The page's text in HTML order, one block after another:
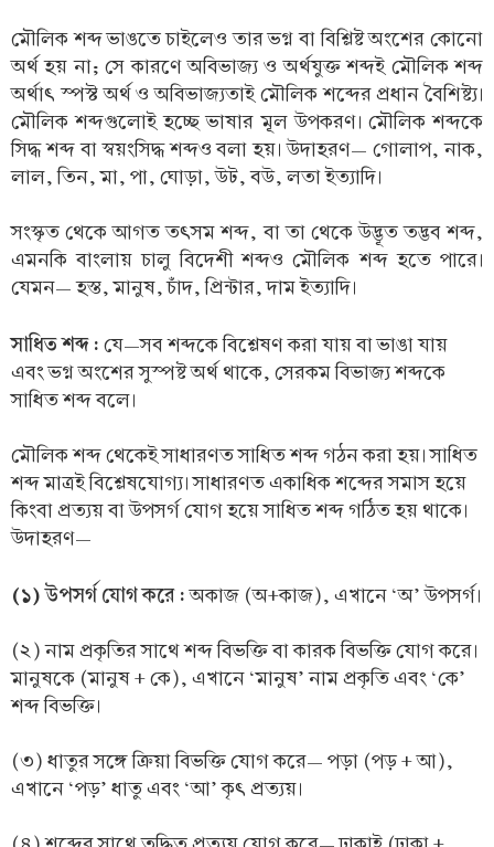
মৌলিক শব্দ ভাঙতে চাইলেও তার ভগ্ন বা বিশ্লিষ্ট অংশের কোনো
অর্থ হয় না; সে কারণে অবিভাজ্য ও অর্থযুক্ত শব্দই মৌলিক শব্দ
অর্থাৎ স্পস্ট অর্থ ও অবিভাজ্যতাই মৌলিক শব্দের প্রধান বৈশিষ্ট্য।
মৌলিক শব্দগুলোই হচ্ছে ভাষার মূল উপকরণ। মৌলিক শব্দকে
সিদ্ধ শব্দ বা স্বয়ংসিদ্ধ শব্দও বলা হয়। উদাহরণ— গোলাপ, নাক,
লাল, তিন, মা, পা, ঘোড়া, উট, বউ, লতা ইত্যাদি।
সংস্কৃত থেকে আগত তৎসম শব্দ, বা তা থেকে উদ্ভূত তদ্ভব শব্দ,
এমনকি বাংলায় চালু বিদেশী শব্দও মৌলিক শব্দ হতে পারে।
যেমন— হস্ত, মানুষ, চাঁদ, প্রিন্টার, দাম ইত্যাদি।
সাধিত শব্দ : যে—সব শব্দকে বিশ্লেষণ করা যায় বা ভাঙা যায়
এবং ভগ্ন অংশের সুস্পষ্ট অর্থ থাকে, সেরকম বিভাজ্য শব্দকে
সাধিত শব্দ বলে।
মৌলিক শব্দ থেকেই সাধারণত সাধিত শব্দ গঠন করা হয়। সাধিত
শব্দ মাত্রই বিশ্লেষযোগ্য। সাধারণত একাধিক শব্দের সমাস হয়ে
কিংবা প্রত্যয় বা উপসর্গ যোগ হয়ে সাধিত শব্দ গঠিত হয় থাকে।
উদাহরণ—
(১) উপসর্গ যোগ করে :অকাজ (অ+কাজ), এখানে ‘অ’ উপসর্গ।
(২) নাম প্রকৃতির সাথে শব্দ বিভক্তি বা কারক বিভক্তি যোগ করে।
মানুষকে (মানুষ + কে), এখানে ‘মানুষ’ নাম প্রকৃতি এবং ‘কে’
শব্দ বিভক্তি।
(৩) ধাতুর সঙ্গে ক্রিয়া বিভক্তি যোগ করে— পড়া (পড় + আ),
এখানে ‘পড়’ ধাতু এবং ‘আ’ কৃৎ প্রত্যয়।